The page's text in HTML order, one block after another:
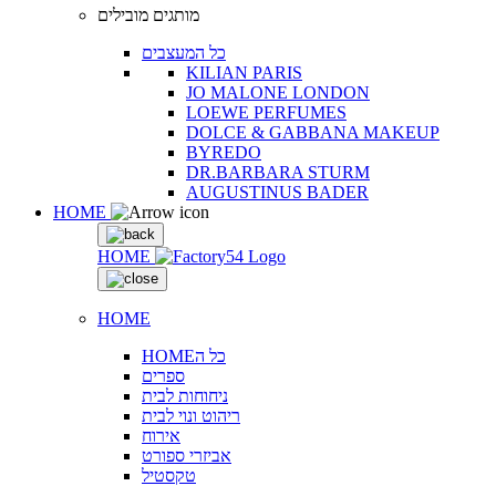
מותגים מובילים
כל המעצבים
KILIAN PARIS
JO MALONE LONDON
LOEWE PERFUMES
DOLCE & GABBANA MAKEUP
BYREDO
DR.BARBARA STURM
AUGUSTINUS BADER
HOME
HOME
HOME
HOMEכל ה
ספרים
ניחוחות לבית
ריהוט ונוי לבית
אירוח
אביזרי ספורט
טקסטיל